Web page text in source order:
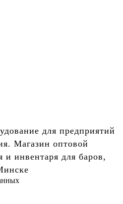
для предприятий
Магазин оптовой
и инвентаря для баров,